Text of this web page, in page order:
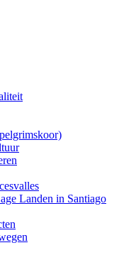
Landen in Santiago